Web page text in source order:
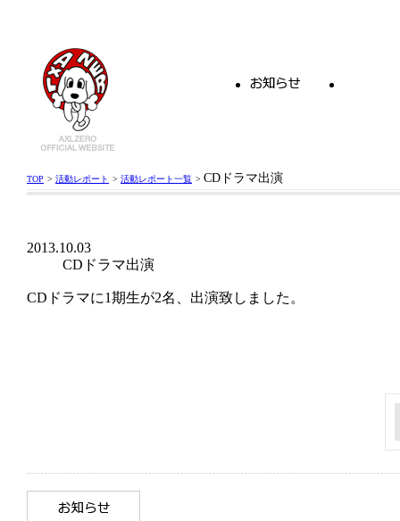
TOP > 活動レポート > 活動レポート一覧 > CDドラマ出演
2013.10.03
CDドラマ出演
CDドラマに1期生が2名、出演致しました。